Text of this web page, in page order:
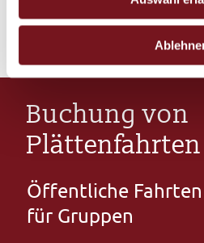
stimmungsvoll sind die
musikalischer Begleitung.
Buchung von
Plättenfahrten
Öffentliche
für Gruppen